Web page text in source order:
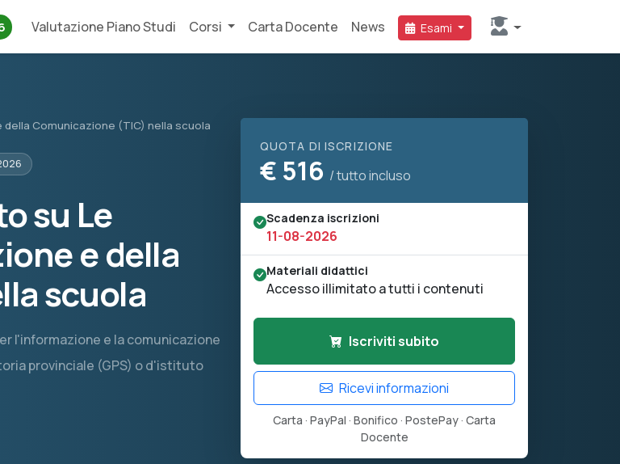
Valutazione Piano Studi Corsi Carta Docente News Esami
Comunicazione (TIC) nella scuola
su Le
e della
scuola
l'informazione e la comunicazione
provinciale (GPS) o d'istituto
QUOTA DI ISCRIZIONE
€ 516 / tutto incluso
Scadenza iscrizioni
11-08-2026
Materiali didattici
Accesso illimitato a tutti i contenuti
Iscriviti subito
Ricevi informazioni
Carta · PayPal · Bonifico · PostePay · Carta
Docente